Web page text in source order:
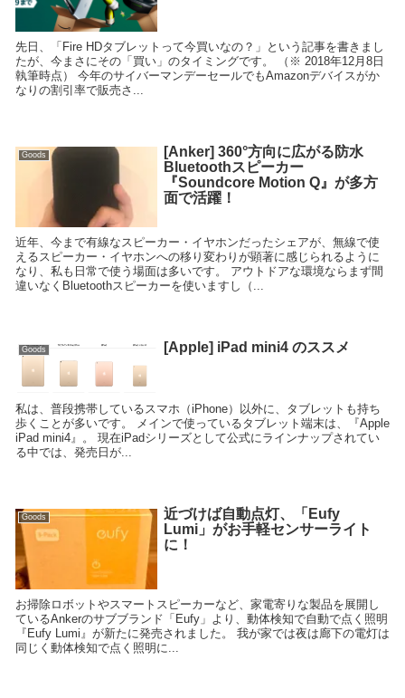
先日、「Fire HDタブレットって今買いなの？」という記事を書きまし
たが、今まさにその「買い」のタイミングです。 （※ 2018年12月8日
執筆時点） 今年のサイバーマンデーセールでもAmazonデバイスがか
なりの割引率で販売さ...
Goods
[Anker] 360°方向に広がる防水
Bluetoothスピーカー
『Soundcore Motion Q』が多方
面で活躍！
近年、今まで有線なスピーカー・イヤホンだったシェアが、無線で使
えるスピーカー・イヤホンへの移り変わりが顕著に感じられるように
なり、私も日常で使う場面は多いです。 アウトドアな環境ならまず間
違いなくBluetoothスピーカーを使いますし（...
Goods [Apple] iPad mini4 のススメ
私は、普段携帯しているスマホ（iPhone）以外に、タブレットも持ち
歩くことが多いです。 メインで使っているタブレット端末は、『Apple
iPad mini4』。 現在iPadシリーズとして公式にラインナップされてい
る中では、発売日が...
Goods
近づけば自動点灯、「Eufy
Lumi」がお手軽センサーライト
に！
お掃除ロボットやスマートスピーカーなど、家電寄りな製品を展開し
ているAnkerのサブブランド「Eufy」より、動体検知で自動で点く照明
『Eufy Lumi』が新たに発売されました。 我が家では夜は廊下の電灯は
同じく動体検知で点く照明に...